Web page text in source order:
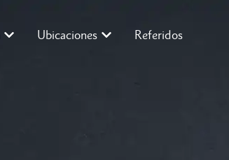
Ubicaciones Referidos